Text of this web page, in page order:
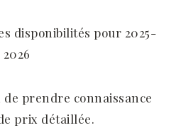
disponibilités pour 2025-
2026
prendre connaissance
prix détaillée.